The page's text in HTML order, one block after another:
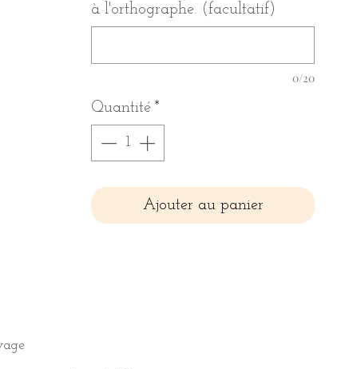
à l'orthographe. (facultatif)
0/20
Quantité *
Ajouter au panier